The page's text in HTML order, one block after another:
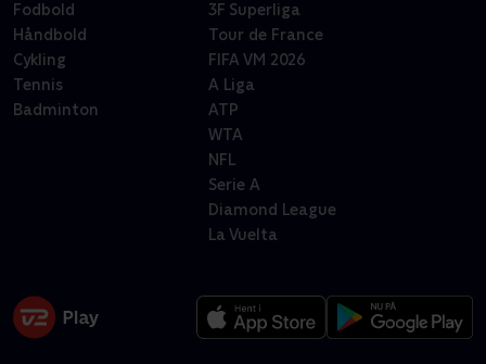
Fodbold
Håndbold
Cykling
Tennis
Badminton
3F Superliga
Tour de France
FIFA VM 2026
A Liga
ATP
WTA
NFL
Serie A
Diamond League
La Vuelta